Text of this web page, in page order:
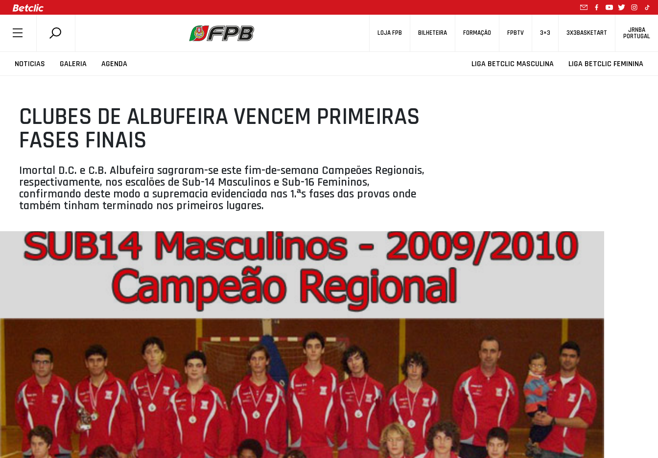
LOJA FPB BILHETEIRA FORMAÇÃO FPBTV 3×3 3X3BASKETART JRNBA
PORTUGAL
NOTICIAS GALERIA AGENDA LIGA BETCLIC MASCULINA LIGA BETCLIC FEMININA
SOBRE A FPB
COMPETIÇÕES
ASSOCIAÇÕES
CLUBES
AGENTES
AGENDA
SELEÇÕES
ÁREA TÉCNICA
PROJETOS
CLUBES DE ALBUFEIRA VENCEM PRIMEIRAS
FASES FINAIS
Imortal D.C. e C.B. Albufeira sagraram-se este fim-de-semana Campeões Regionais,
respectivamente, nos escalões de Sub-14 Masculinos e Sub-16 Femininos,
confirmando deste modo a supremacia evidenciada nas 1.ªs fases das provas onde
também tinham terminado nos primeiros lugares.